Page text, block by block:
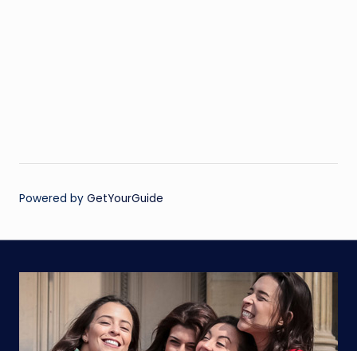
Powered by GetYourGuide